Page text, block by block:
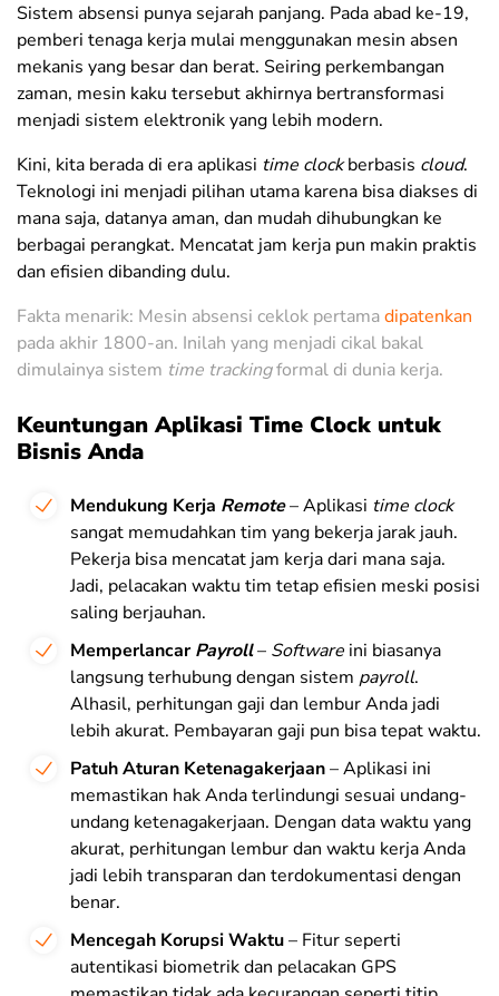
Sistem absensi punya sejarah panjang. Pada abad ke-19,
pemberi tenaga kerja mulai menggunakan mesin absen
mekanis yang besar dan berat. Seiring perkembangan
zaman, mesin kaku tersebut akhirnya bertransformasi
menjadi sistem elektronik yang lebih modern.
Kini, kita berada di era aplikasi time clockberbasis cloud.
Teknologi ini menjadi pilihan utama karena bisa diakses di
mana saja, datanya aman, dan mudah dihubungkan ke
berbagai perangkat. Mencatat jam kerja pun makin praktis
dan efisien dibanding dulu.
Fakta menarik: Mesin absensi ceklok pertamadipatenkan
pada akhir 1800-an. Inilah yang menjadi cikal bakal
dimulainya sistem time trackingformal di dunia kerja.
Keuntungan Aplikasi Time Clock untuk
Bisnis Anda
Mendukung Kerja Remote– Aplikasi time clock
sangat memudahkan tim yang bekerja jarak jauh.
Pekerja bisa mencatat jam kerja dari mana saja.
Jadi, pelacakan waktu tim tetap efisien meski posisi
saling berjauhan.
MemperlancarPayroll– Software ini biasanya
langsung terhubung dengan sistem payroll.
Alhasil, perhitungan gaji dan lembur Anda jadi
lebih akurat. Pembayaran gaji pun bisa tepat waktu.
Patuh Aturan Ketenagakerjaan– Aplikasi ini
memastikan hak Anda terlindungi sesuai undang-
undang ketenagakerjaan. Dengan data waktu yang
akurat, perhitungan lembur dan waktu kerja Anda
jadi lebih transparan dan terdokumentasi dengan
benar.
Mencegah Korupsi Waktu– Fitur seperti
autentikasi biometrik dan pelacakan GPS